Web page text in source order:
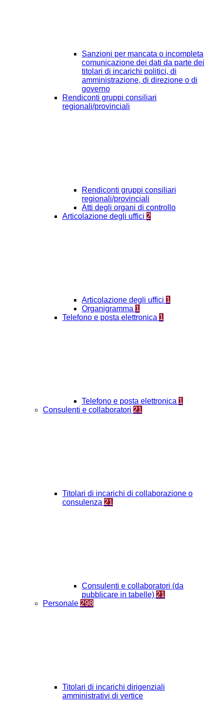
Sanzioni per mancata o incompleta
comunicazione dei dati da parte dei
titolari di incarichi politici, di
amministrazione, di direzione o di
governo
Rendiconti gruppi consiliari
regionali/provinciali
Rendiconti gruppi consiliari
regionali/provinciali
Atti degli organi di controllo
Articolazione degli uffici 2
Articolazione degli uffici 1
Organigramma 1
Telefono e posta elettronica 1
Telefono e posta elettronica 1
Consulenti e collaboratori 21
Titolari di incarichi di collaborazione o
consulenza 21
Consulenti e collaboratori (da
pubblicare in tabelle) 21
Personale 298
Titolari di incarichi dirigenziali
amministrativi di vertice